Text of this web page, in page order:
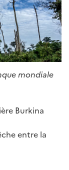
mondiale
Burkina
entre la